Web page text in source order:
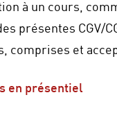
à un cours,
présentes CGV/
comprises et
en présentiel